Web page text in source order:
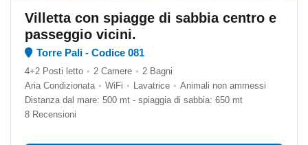
Villetta con spiagge di sabbia centro e
passeggio vicini.
Torre Pali - Codice 081
4+2 Posti letto • 2 Camere • 2 Bagni
Aria Condizionata • WiFi • Lavatrice • Animali non ammessi
Distanza dal mare: 500 mt - spiaggia di sabbia: 650 mt
8 Recensioni